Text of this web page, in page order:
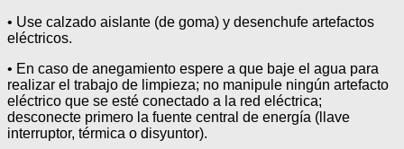
• Use calzado aislante (de goma) y desenchufe artefactos
eléctricos.
• En caso de anegamiento espere a que baje el agua para
realizar el trabajo de limpieza; no manipule ningún artefacto
eléctrico que se esté conectado a la red eléctrica;
desconecte primero la fuente central de energía (llave
interruptor, térmica o disyuntor).